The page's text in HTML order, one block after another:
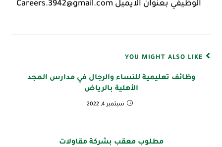
الوظيفي بعنوان الايميل Careers.3942@gmail.com
YOU MIGHT ALSO LIKE
وظائف تعليمية للنساء والرجال في مدارس المجد
الأهلية بالرياض
سبتمبر 4, 2022
مطلوب معقب بشركة مقاولات